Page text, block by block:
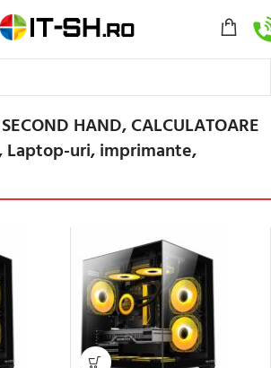
HAND, CALCULATOARE
Laptop-uri, imprimante,